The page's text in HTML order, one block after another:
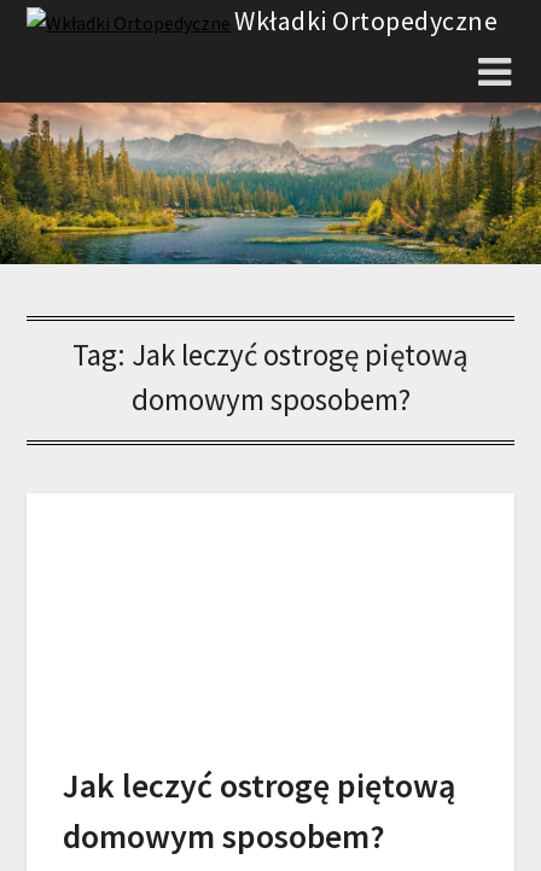
Skip
Wkładki Ortopedyczne
Tag: Jak leczyć ostrogę piętową
domowym sposobem?
Jak leczyć ostrogę piętową
domowym sposobem?